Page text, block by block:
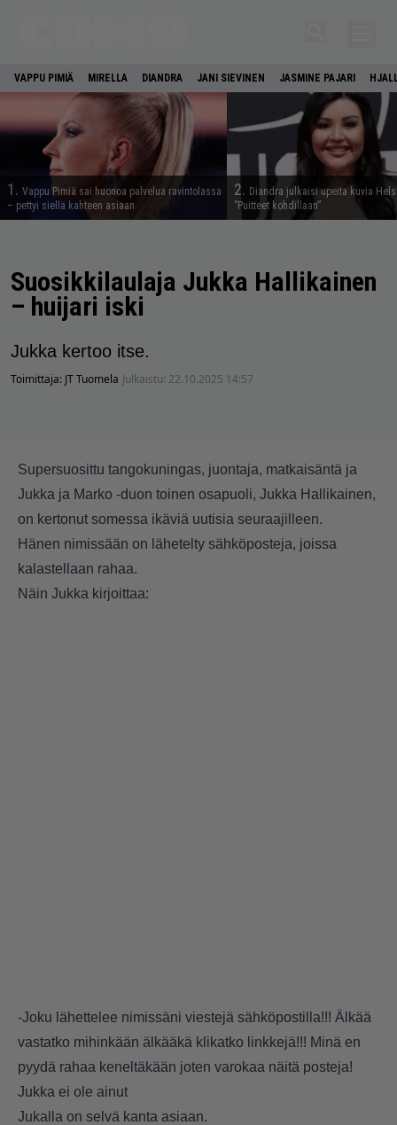
VAPPU PIMIÄ MIRELLA DIANDRA JANI SIEVINEN JASMINE PAJARI
1. Vappu Pimiä sai huonoa palvelua ravintolassa
– pettyi siellä kahteen asiaan
2. Diandra julkaisi upeita kuvia
”Puitteet kohdillaan”
Suosikkilaulaja Jukka Hallikainen
– huijari iski
Jukka kertoo itse.
Toimittaja: JT Tuomela Julkaistu: 22.10.2025 14:57
Supersuosittu tangokuningas, juontaja, matkaisäntä ja
Jukka ja Marko -duon toinen osapuoli, Jukka Hallikainen,
on kertonut somessa ikäviä uutisia seuraajilleen.
Hänen nimissään on lähetelty sähköposteja, joissa
kalastellaan rahaa.
Näin Jukka kirjoittaa:
-Joku lähettelee nimissäni viestejä sähköpostilla!!! Älkää
vastatko mihinkään älkääkä klikatko linkkejä!!! Minä en
pyydä rahaa keneltäkään joten varokaa näitä posteja!
Jukka ei ole ainut
Jukalla on selvä kanta asiaan.